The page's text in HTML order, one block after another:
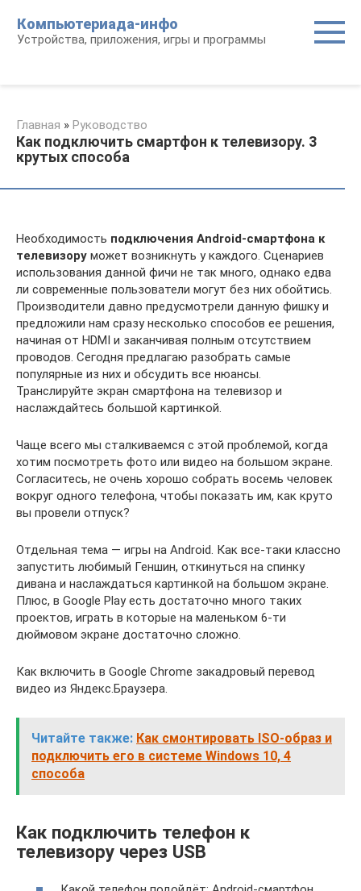
контенту
Компьютериада-инфо
Устройства, приложения, игры и программы
Главная » Руководство
Как подключить смартфон к телевизору. 3
крутых способа
Необходимость подключения Android-смартфона к
телевизору может возникнуть у каждого. Сценариев
использования данной фичи не так много, однако едва
ли современные пользователи могут без них обойтись.
Производители давно предусмотрели данную фишку и
предложили нам сразу несколько способов ее решения,
начиная от HDMI и заканчивая полным отсутствием
проводов. Сегодня предлагаю разобрать самые
популярные из них и обсудить все нюансы.
Транслируйте экран смартфона на телевизор и
наслаждайтесь большой картинкой.
Чаще всего мы сталкиваемся с этой проблемой, когда
хотим посмотреть фото или видео на большом экране.
Согласитесь, не очень хорошо собрать восемь человек
вокруг одного телефона, чтобы показать им, как круто
вы провели отпуск?
Отдельная тема — игры на Android. Как все-таки классно
запустить любимый Геншин, откинуться на спинку
дивана и наслаждаться картинкой на большом экране.
Плюс, в Google Play есть достаточно много таких
проектов, играть в которые на маленьком 6-ти
дюймовом экране достаточно сложно.
Как включить в Google Chrome закадровый перевод
видео из Яндекс.Браузера.
Читайте также: Как смонтировать ISO-образ и
подключить его в системе Windows 10, 4
способа
Как подключить телефон к
телевизору через USB